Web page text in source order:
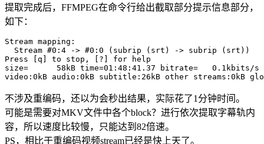
提取完成后，FFMPEG在命令行给出截取部分提示信息部分，
如下：
Stream mapping:
  Stream #0:4 -> #0:0 (subrip (srt) -> subrip (srt))
Press [q] to stop, [?] for help
size=      58kB time=01:48:41.37 bitrate=   0.1kbits/s
video:0kB audio:0kB subtitle:26kB other streams:0kB
不涉及重编码，还以为会秒出结果，实际花了1分钟时间。
可能是需要对MKV文件中各个block？进行依次提取字幕轨内
容，所以速度比较慢，只能达到82倍速。
PS，相比于重编码视频stream已经是快上天了。